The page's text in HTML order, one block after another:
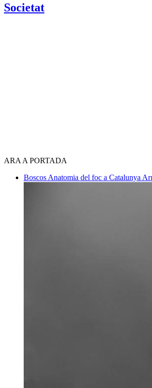
Societat
ARA A PORTADA
Boscos Anatomia del foc a Catalunya